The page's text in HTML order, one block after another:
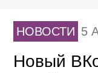
НОВОСТИ 5
Новый